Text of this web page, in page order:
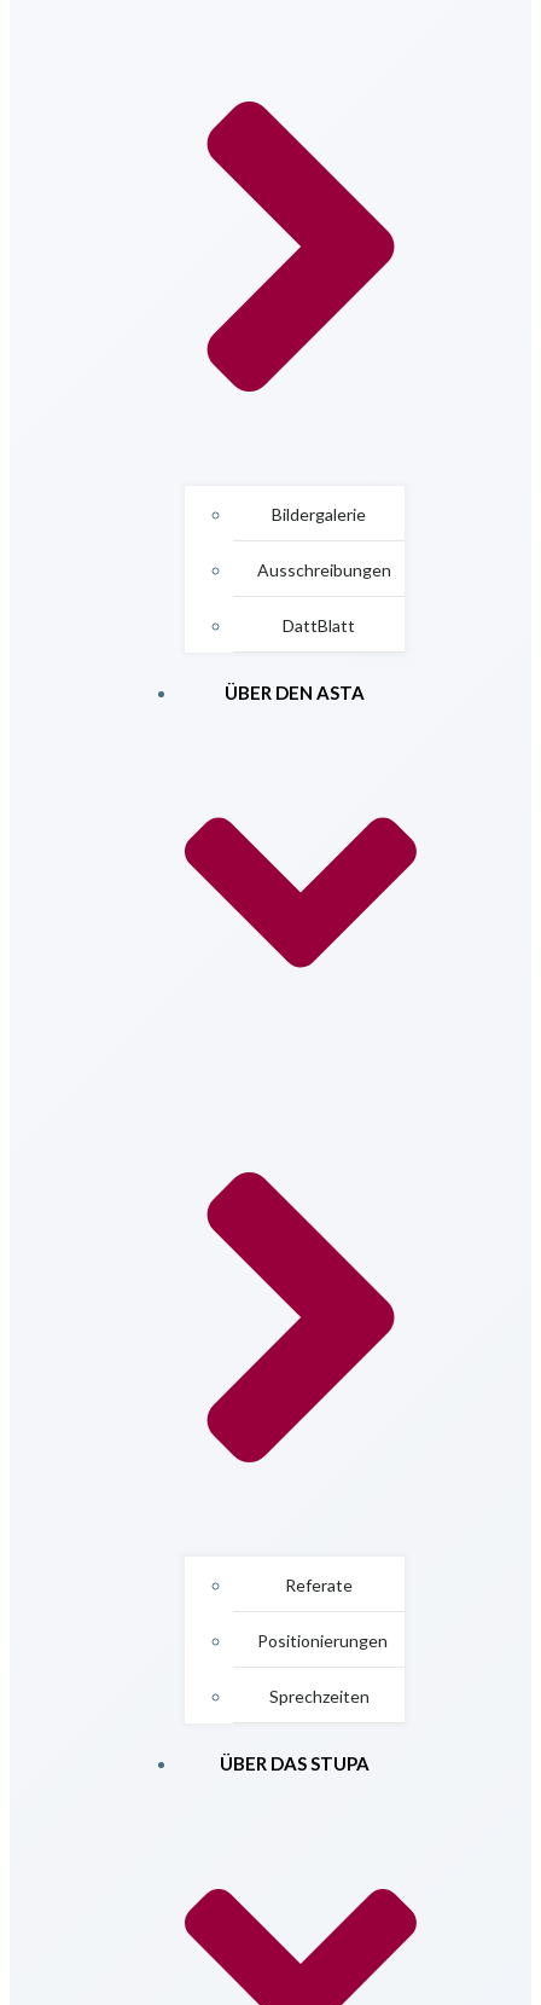
Bildergalerie
Ausschreibungen
DattBlatt
ÜBER DEN ASTA
Referate
Positionierungen
Sprechzeiten
ÜBER DAS STUPA